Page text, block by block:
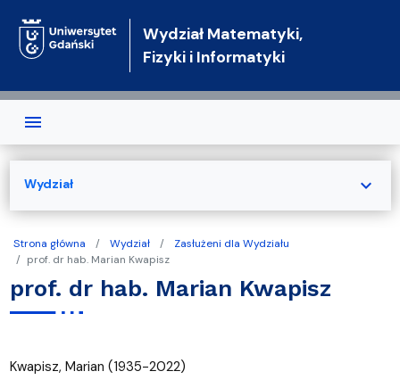
Wydział Matematyki,
Fizyki i Informatyki
Strona główna Wydział
Zasłużeni dla Wydziału
prof. dr hab. Marian Kwapisz
prof. dr hab. Marian Kwapisz
Kwapisz, Marian (1935-2022)
Wydział expand_more